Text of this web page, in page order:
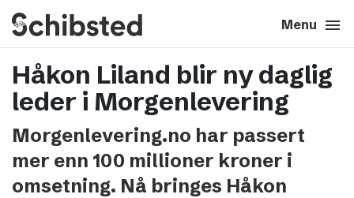
Menu menu
search Close close
expand_more
About
Tech & AI
Håkon Liland blir ny daglig
leder i Morgenlevering
Morgenlevering.no har passert
mer enn 100 millioner kroner i
omsetning. Nå bringes Håkon